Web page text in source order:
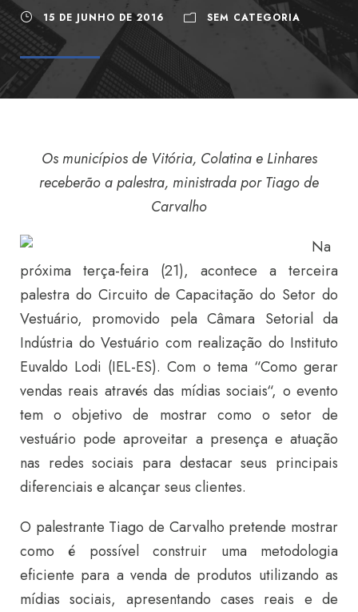
15 DE JUNHO DE 2016 SEM CATEGORIA
Os municípios de Vitória, Colatina e Linhares
receberão a palestra, ministrada por Tiago de
Carvalho
Na
próxima terça-feira (21), acontece a terceira
palestra do Circuito de Capacitação do Setor do
Vestuário, promovido pela Câmara Setorial da
Indústria do Vestuário com realização do Instituto
Euvaldo Lodi (IEL-ES). Com o tema “Como gerar
vendas reais através das mídias sociais“, o evento
tem o objetivo de mostrar como o setor de
vestuário pode aproveitar a presença e atuação
nas redes sociais para destacar seus principais
diferenciais e alcançar seus clientes.
O palestrante Tiago de Carvalho pretende mostrar
como é possível construir uma metodologia
eficiente para a venda de produtos utilizando as
mídias sociais, apresentando cases reais e de